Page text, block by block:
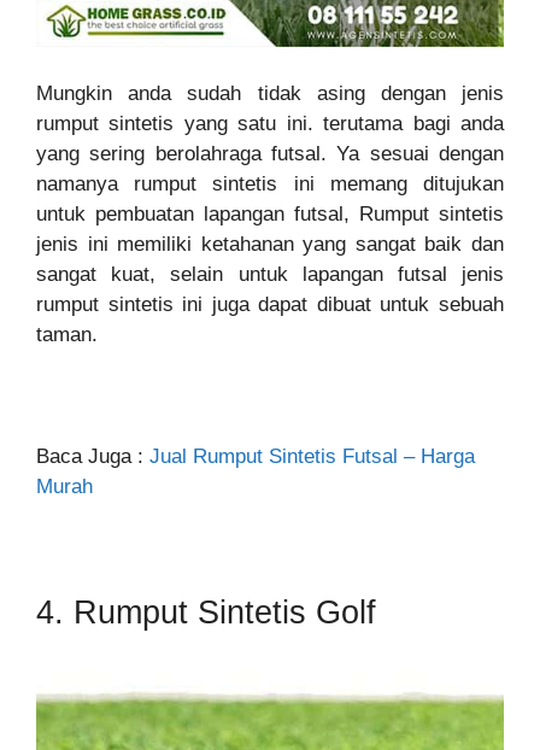
Mungkin anda sudah tidak asing dengan jenis
rumput sintetis yang satu ini. terutama bagi anda
yang sering berolahraga futsal. Ya sesuai dengan
namanya rumput sintetis ini memang ditujukan
untuk pembuatan lapangan futsal, Rumput sintetis
jenis ini memiliki ketahanan yang sangat baik dan
sangat kuat, selain untuk lapangan futsal jenis
rumput sintetis ini juga dapat dibuat untuk sebuah
taman.
Baca Juga : Jual Rumput Sintetis Futsal – Harga
Murah
4. Rumput Sintetis Golf